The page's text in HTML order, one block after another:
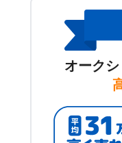
オーク